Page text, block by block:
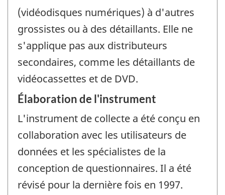
(vidéodisques numériques) à d'autres
grossistes ou à des détaillants. Elle ne
s'applique pas aux distributeurs
secondaires, comme les détaillants de
vidéocassettes et de DVD.
Élaboration de l'instrument
L'instrument de collecte a été conçu en
collaboration avec les utilisateurs de
données et les spécialistes de la
conception de questionnaires. Il a été
révisé pour la dernière fois en 1997.